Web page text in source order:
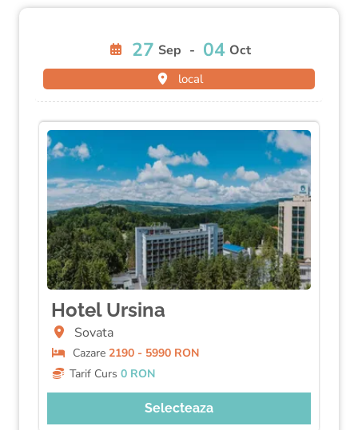
27 Sep - 04 Oct
local
Hotel Ursina
Sovata
Cazare 2190 - 5990 RON
Tarif Curs 0 RON
Selecteaza